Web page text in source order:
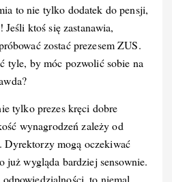
to nie tylko dodatek do pensji,
ktoś się zastanawia,
zostać prezesem ZUS.
tyle, by móc pozwolić sobie na
tylko prezes kręci dobre
wynagrodzeń zależy od
Dyrektorzy mogą oczekiwać
już wygląda bardziej sensownie.